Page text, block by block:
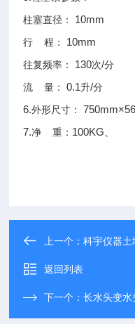
柱塞直径：
10mm
行 程： 10mm
往复频率： 130次/分
流
量： 0.1升/分
6.外形尺寸：
7.净 重： 100KG
上一个：科宇仪器
返回列表
下一个：长水头变